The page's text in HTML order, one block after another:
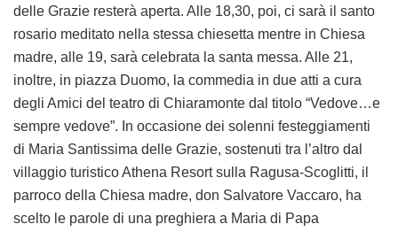
delle Grazie resterà aperta. Alle 18,30, poi, ci sarà il santo
rosario meditato nella stessa chiesetta mentre in Chiesa
madre, alle 19, sarà celebrata la santa messa. Alle 21,
inoltre, in piazza Duomo, la commedia in due atti a cura
degli Amici del teatro di Chiaramonte dal titolo “Vedove…e
sempre vedove”. In occasione dei solenni festeggiamenti
di Maria Santissima delle Grazie, sostenuti tra l’altro dal
villaggio turistico Athena Resort sulla Ragusa-Scoglitti, il
parroco della Chiesa madre, don Salvatore Vaccaro, ha
scelto le parole di una preghiera a Maria di Papa